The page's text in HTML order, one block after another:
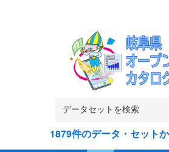
1879件のデータ・セット